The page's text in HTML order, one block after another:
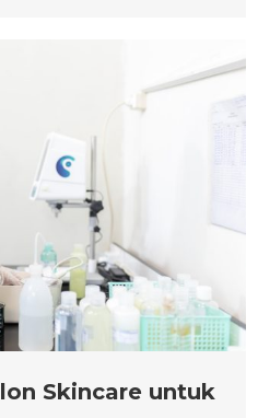
Skincare untuk